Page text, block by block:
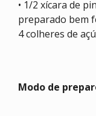
• 1/2 xícara de
preparado bem
4 colheres de
Modo de